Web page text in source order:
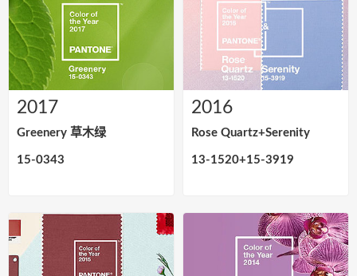
2017
Greenery 草木绿
15-0343
2016
Rose Quartz+Serenity
13-1520+15-3919